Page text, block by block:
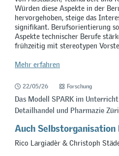
Würden diese Aspekte in der
hervorgehoben, steige das
signifikant. Berufsorientierung
Aspekte technischer Berufe
frühzeitig mit stereotypen
Mehr erfahren
22/05/26 Forschung
Das Modell SPARK im
Detailhandel und Pharmazie
Auch
Rico Largiadèr & Christoph